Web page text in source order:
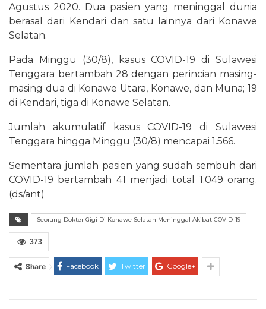
Agustus 2020. Dua pasien yang meninggal dunia
berasal dari Kendari dan satu lainnya dari Konawe
Selatan.
Pada Minggu (30/8), kasus COVID-19 di Sulawesi
Tenggara bertambah 28 dengan perincian masing-
masing dua di Konawe Utara, Konawe, dan Muna; 19
di Kendari, tiga di Konawe Selatan.
Jumlah akumulatif kasus COVID-19 di Sulawesi
Tenggara hingga Minggu (30/8) mencapai 1.566.
Sementara jumlah pasien yang sudah sembuh dari
COVID-19 bertambah 41 menjadi total 1.049 orang.
(ds/ant)
Seorang Dokter Gigi Di Konawe Selatan Meninggal Akibat COVID-19
373
Share Facebook Twitter Google+